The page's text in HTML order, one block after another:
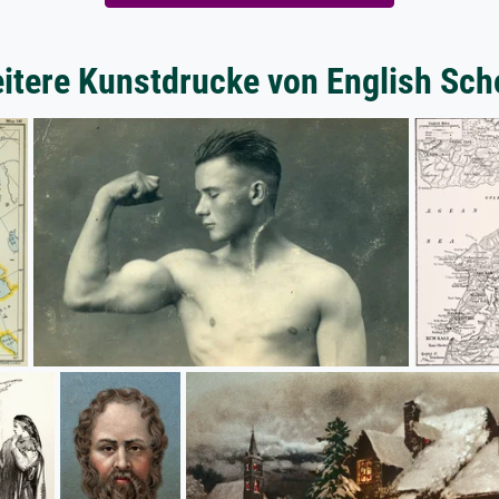
Kunstdrucke von English